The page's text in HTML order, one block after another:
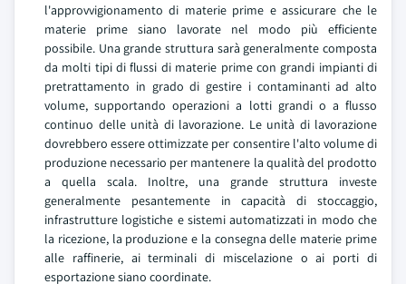
l'approvvigionamento di materie prime e assicurare che le
materie prime siano lavorate nel modo più efficiente
possibile. Una grande struttura sarà generalmente composta
da molti tipi di flussi di materie prime con grandi impianti di
pretrattamento in grado di gestire i contaminanti ad alto
volume, supportando operazioni a lotti grandi o a flusso
continuo delle unità di lavorazione. Le unità di lavorazione
dovrebbero essere ottimizzate per consentire l'alto volume di
produzione necessario per mantenere la qualità del prodotto
a quella scala. Inoltre, una grande struttura investe
generalmente pesantemente in capacità di stoccaggio,
infrastrutture logistiche e sistemi automatizzati in modo che
la ricezione, la produzione e la consegna delle materie prime
alle raffinerie, ai terminali di miscelazione o ai porti di
esportazione siano coordinate.